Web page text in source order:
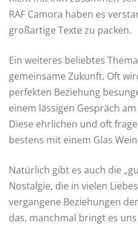
RAF Camora haben es
großartige Texte zu packen.
Ein weiteres beliebtes
gemeinsame Zukunft. Oft
perfekten Beziehung
einem lässigen Gespräch
Diese ehrlichen und oft
bestens mit einem Glas
Natürlich gibt es auch die
Nostalgie, die in vielen
vergangene Beziehungen
das, manchmal bringt es